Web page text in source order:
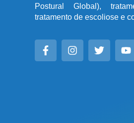
Postural Global),
tratamento de escoliose e